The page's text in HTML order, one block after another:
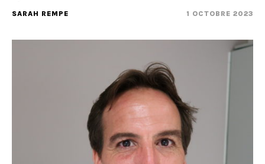
SARAH REMPE 1 OCTOBRE 2023